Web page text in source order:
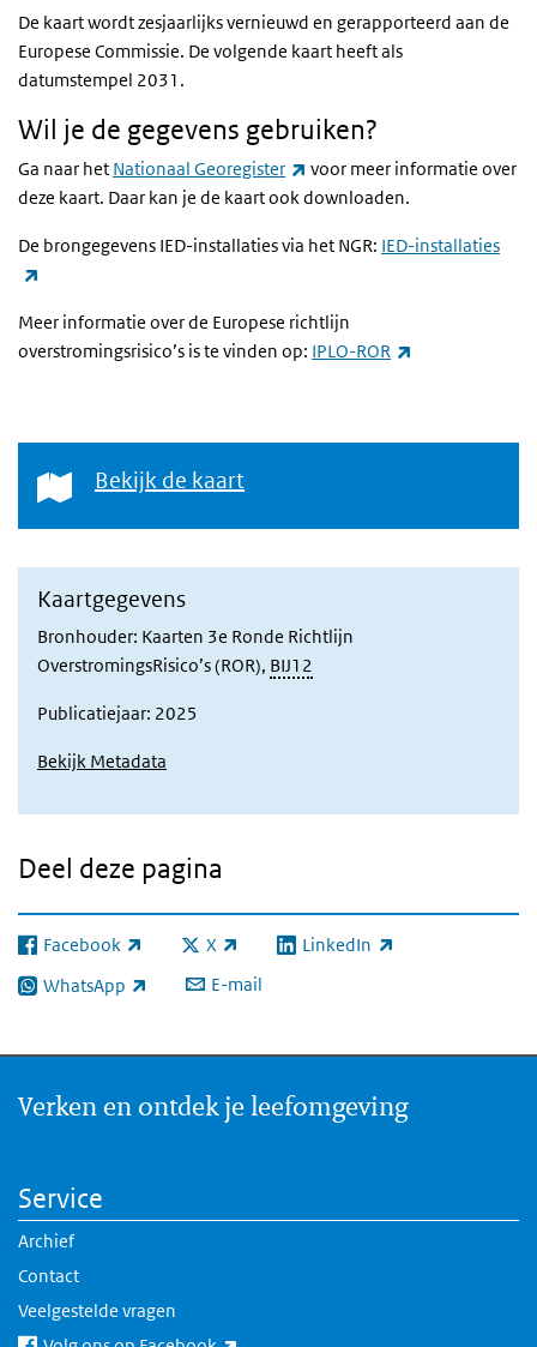
De kaart wordt zesjaarlijks vernieuwd en gerapporteerd aan de
Europese Commissie. De volgende kaart heeft als
datumstempel 2031.
Wil je de gegevens gebruiken?
Ga naar het Nationaal Georegister (externe link)
voor meer informatie over
deze kaart. Daar kan je de kaart ook downloaden.
De brongegevens IED-installaties via het NGR: IED-installaties
Meer informatie over de Europese richtlijn
overstromingsrisico’s is te vinden op: IPLO-ROR
Bekijk de kaart
Bekijk de kaart
Kaartgegevens
Bronhouder: Kaarten 3e Ronde Richtlijn
OverstromingsRisico’s (ROR), BIJ12
Publicatiejaar: 2025
Bekijk Metadata
Deel deze pagina
Facebook
(externe link) X
(externe link) LinkedIn
(externe link)
WhatsApp
(externe link) E-mail
Verken en ontdek je leefomgeving
Service
Archief
Contact
Veelgestelde vragen